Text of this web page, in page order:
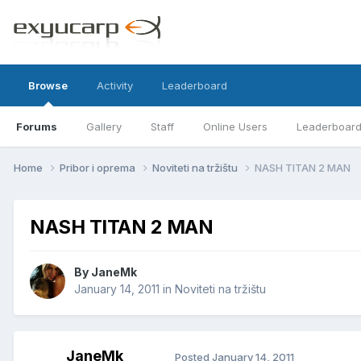
Browse
Forums Gallery Staff Online Users Leaderboard
Activity Leaderboard
Home Pribor i oprema Noviteti na tržištu NASH TITAN 2 MAN
NASH TITAN 2 MAN
By JaneMk
January 14, 2011 in Noviteti na tržištu
JaneMk Posted January 14, 2011